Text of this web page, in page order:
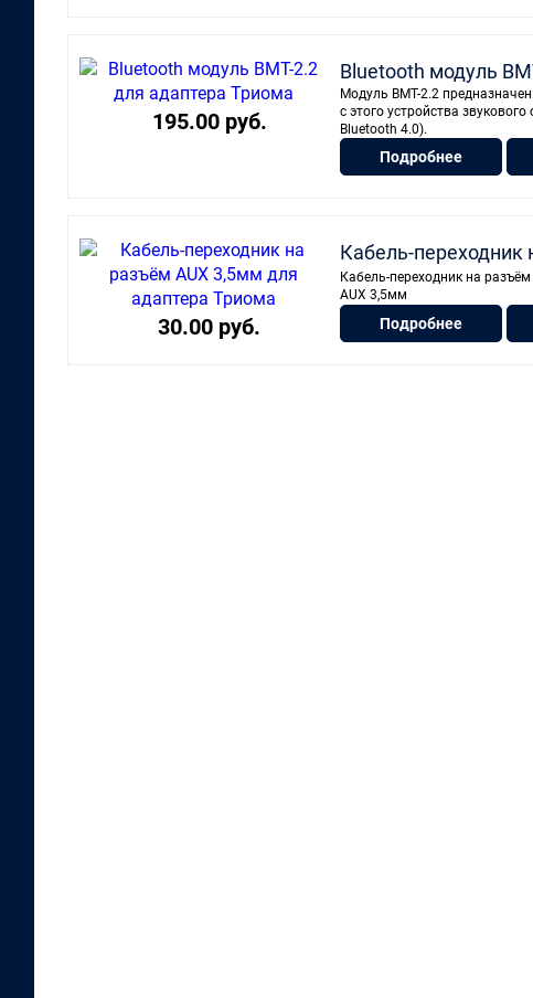
195.00 руб.
Bluetooth модуль
Модуль BMT-2.2
с этого устройства
Bluetooth 4.0).
Подробнее
30.00 руб.
Кабель-переходник
Кабель-переходник на
AUX 3,5мм
Подробнее